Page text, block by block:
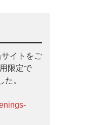
イトをご
限定で
。